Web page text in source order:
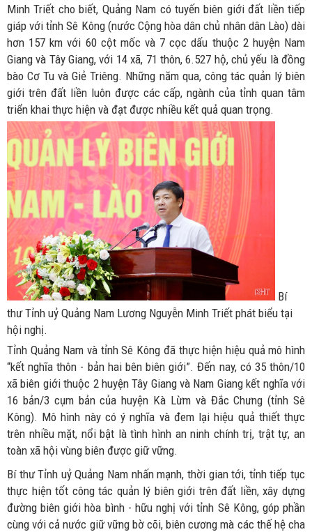
Minh Triết cho biết, Quảng Nam có tuyến biên giới đất liền tiếp
giáp với tỉnh Sê Kông (nước Cộng hòa dân chủ nhân dân Lào) dài
hơn 157 km với 60 cột mốc và 7 cọc dấu thuộc 2 huyện Nam
Giang và Tây Giang, với 14 xã, 71 thôn, 6.527 hộ, chủ yếu là đồng
bào Cơ Tu và Giẻ Triêng. Những năm qua, công tác quản lý biên
giới trên đất liền luôn được các cấp, ngành của tỉnh quan tâm
triển khai thực hiện và đạt được nhiều kết quả quan trọng.
Bí
thư Tỉnh uỷ Quảng Nam Lương Nguyễn Minh Triết phát biểu tại
hội nghị.
Tỉnh Quảng Nam và tỉnh Sê Kông đã thực hiện hiệu quả mô hình
“kết nghĩa thôn - bản hai bên biên giới”. Đến nay, có 35 thôn/10
xã biên giới thuộc 2 huyện Tây Giang và Nam Giang kết nghĩa với
16 bản/3 cụm bản của huyện Kà Lừm và Đắc Chưng (tỉnh Sê
Kông). Mô hình này có ý nghĩa và đem lại hiệu quả thiết thực
trên nhiều mặt, nổi bật là tình hình an ninh chính trị, trật tự, an
toàn xã hội vùng biên được giữ vững.
Bí thư Tỉnh uỷ Quảng Nam nhấn mạnh, thời gian tới, tỉnh tiếp tục
thực hiện tốt công tác quản lý biên giới trên đất liền, xây dựng
đường biên giới hòa bình - hữu nghị với tỉnh Sê Kông, góp phần
cùng với cả nước giữ vững bờ cõi, biên cương mà các thế hệ cha